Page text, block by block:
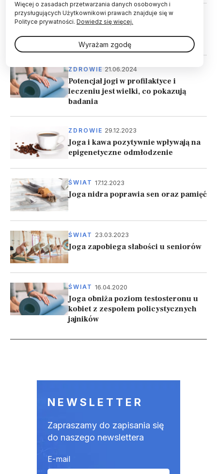
CZŁOWIEK 21.06.2024
oparta na dowodach naukowych
ZDROWIE 21.06.2024
Potencjał jogi w profilaktyce i
leczeniu jest wielki, co pokazują
badania
ZDROWIE 29.12.2023
Joga i kawa pozytywnie wpływają na
epigenetyczne odmłodzenie
ŚWIAT 17.12.2023
Joga nidra poprawia sen oraz pamięć
ŚWIAT 23.03.2023
Joga zapobiega słabości u seniorów
ŚWIAT 16.04.2020
Joga obniża poziom testosteronu u
kobiet z zespołem policystycznych
jajników
NEWSLETTER
Zapraszamy do zapisania się
do naszego newslettera
E-mail
Więcej o zasadach przetwarzania danych osobowych i
przysługujących Użytkownikowi prawach znajduje się w
Polityce prywatności. Dowiedz się więcej.
Wyrażam zgodę